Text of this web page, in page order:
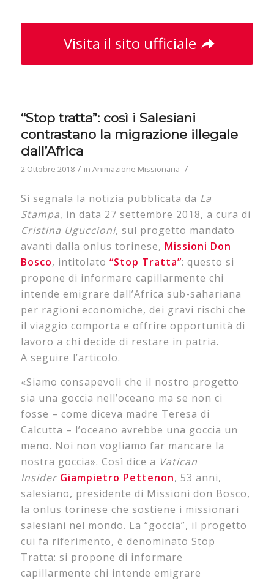
Visita il sito ufficiale
“Stop tratta”: così i Salesiani
contrastano la migrazione illegale
dall’Africa
2 Ottobre 2018 / in Animazione Missionaria /
Si segnala la notizia pubblicata da La
Stampa, in data 27 settembre 2018, a cura di
Cristina Uguccioni, sul progetto mandato
avanti dalla onlus torinese, Missioni Don
Bosco, intitolato “Stop Tratta”: questo si
propone di informare capillarmente chi
intende emigrare dall’Africa sub-sahariana
per ragioni economiche, dei gravi rischi che
il viaggio comporta e offrire opportunità di
lavoro a chi decide di restare in patria.
A seguire l’articolo.
«Siamo consapevoli che il nostro progetto
sia una goccia nell’oceano ma se non ci
fosse – come diceva madre Teresa di
Calcutta – l’oceano avrebbe una goccia un
meno. Noi non vogliamo far mancare la
nostra goccia». Così dice a Vatican
Insider Giampietro Pettenon, 53 anni,
salesiano, presidente di Missioni don Bosco,
la onlus torinese che sostiene i missionari
salesiani nel mondo. La “goccia”, il progetto
cui fa riferimento, è denominato Stop
Tratta: si propone di informare
capillarmente chi intende emigrare